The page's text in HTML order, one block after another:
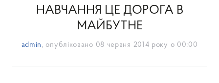
НАВЧАННЯ ЦЕ ДОРОГА В
МАЙБУТНЕ
admin , опубліковано 08 червня 2014 року о 00:00